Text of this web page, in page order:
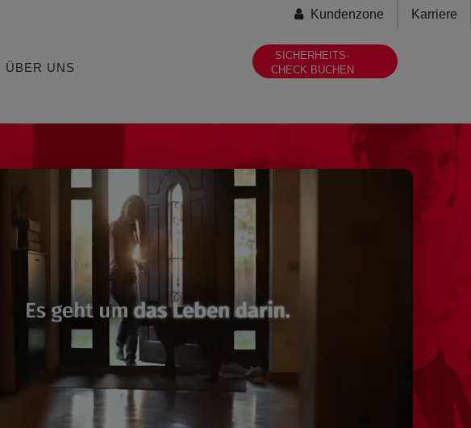
Secondary-
Kundenzone Karriere
SICHERHEITS-
CHECK BUCHEN
ÜBER UNS